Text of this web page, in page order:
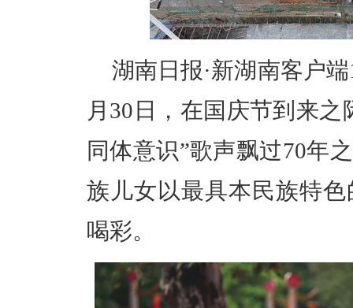
湖南日报·新湖南客户
月30日，在国庆节到来
同体意识”歌声飘过70年
族儿女以最具本民族特
喝彩。